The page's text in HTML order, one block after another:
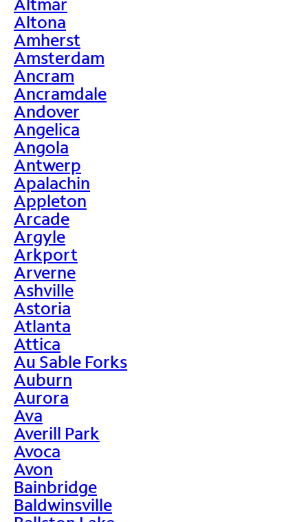
Altona
Amherst
Amsterdam
Ancram
Ancramdale
Andover
Angelica
Angola
Antwerp
Apalachin
Appleton
Arcade
Argyle
Arkport
Arverne
Ashville
Astoria
Atlanta
Attica
Au Sable Forks
Auburn
Aurora
Ava
Averill Park
Avoca
Avon
Bainbridge
Baldwinsville